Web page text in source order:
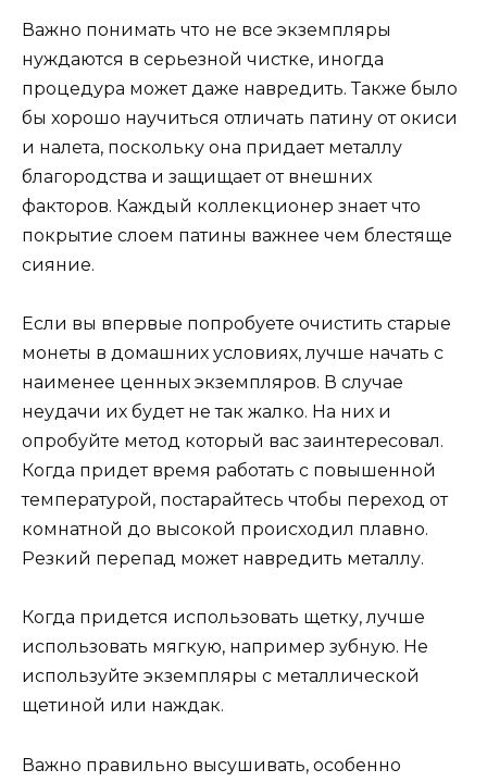
Важно понимать что не все экземпляры
нуждаются в серьезной чистке, иногда
процедура может даже навредить. Также было
бы хорошо научиться отличать патину от окиси
и налета, поскольку она придает металлу
благородства и защищает от внешних
факторов. Каждый коллекционер знает что
покрытие слоем патины важнее чем блестяще
сияние.
Если вы впервые попробуете очистить старые
монеты в домашних условиях, лучше начать с
наименее ценных экземпляров. В случае
неудачи их будет не так жалко. На них и
опробуйте метод который вас заинтересовал.
Когда придет время работать с повышенной
температурой, постарайтесь чтобы переход от
комнатной до высокой происходил плавно.
Резкий перепад может навредить металлу.
Когда придется использовать щетку, лучше
использовать мягкую, например зубную. Не
используйте экземпляры с металлической
щетиной или наждак.
Важно правильно высушивать, особенно